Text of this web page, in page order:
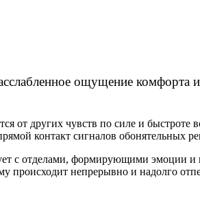
ощущение комфорта
от других чувств по силе и быстроте
контакт сигналов обонятельных
с отделами, формирующими эмоции и
происходит непрерывно и надолго